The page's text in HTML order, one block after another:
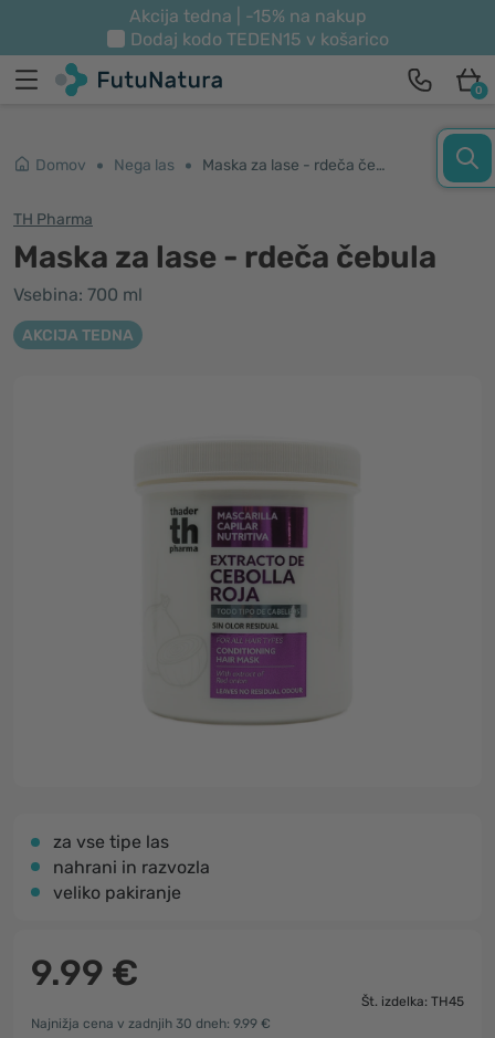
Akcija tedna | -15% na nakup
Dodaj kodo TEDEN15 v košarico
0
Domov Nega las Maska za lase - rdeča čebula
TH Pharma
Maska za lase - rdeča čebula
Vsebina: 700 ml
AKCIJA TEDNA
za vse tipe las
nahrani in razvozla
veliko pakiranje
9.99 €
Št. izdelka: TH45
Najnižja cena v zadnjih 30 dneh: 9.99 €